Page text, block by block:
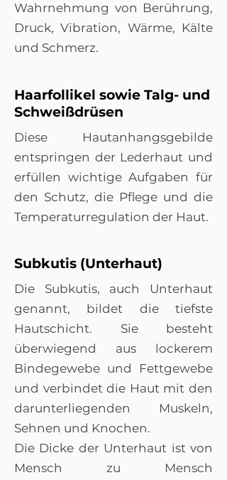
Wahrnehmung von Berührung,
Druck, Vibration, Wärme, Kälte
und Schmerz.
Haarfollikel sowie Talg- und
Schweißdrüsen
Diese Hautanhangsgebilde
entspringen der Lederhaut und
erfüllen wichtige Aufgaben für
den Schutz, die Pflege und die
Temperaturregulation der Haut.
Subkutis (Unterhaut)
Die Subkutis, auch Unterhaut
genannt, bildet die tiefste
Hautschicht. Sie besteht
überwiegend aus lockerem
Bindegewebe und Fettgewebe
und verbindet die Haut mit den
darunterliegenden Muskeln,
Sehnen und Knochen.
Die Dicke der Unterhaut ist von
Mensch zu Mensch